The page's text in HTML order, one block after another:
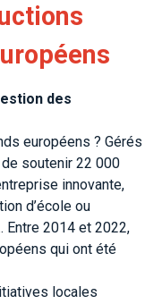
des
européens ? Gérés
soutenir 22 000
innovante,
d’école ou
2014 et 2022,
qui ont été
locales